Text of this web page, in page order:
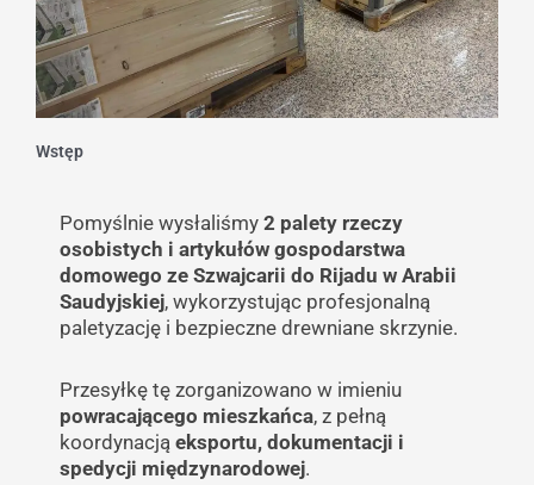
Wstęp
Pomyślnie wysłaliśmy 2 palety rzeczy
osobistych i artykułów gospodarstwa
domowego ze Szwajcarii do Rijadu w Arabii
Saudyjskiej, wykorzystując profesjonalną
paletyzację i bezpieczne drewniane skrzynie.
Przesyłkę tę zorganizowano w imieniu
powracającego mieszkańca, z pełną
koordynacją eksportu, dokumentacji i
spedycji międzynarodowej.